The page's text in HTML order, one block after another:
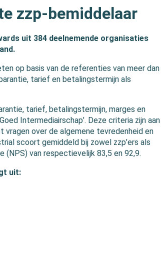
zzp-bemiddelaar
uit 384 deelnemende organisaties
op basis van de referenties van meer dan
tarief en betalingstermijn als
tarief, betalingstermijn, marges en
Intermediairschap’. Deze criteria zijn aan
vragen over de algemene tevredenheid en
scoort gemiddeld bij zowel zzp’ers als
van respectievelijk 83,5 en 92,9.
uit: